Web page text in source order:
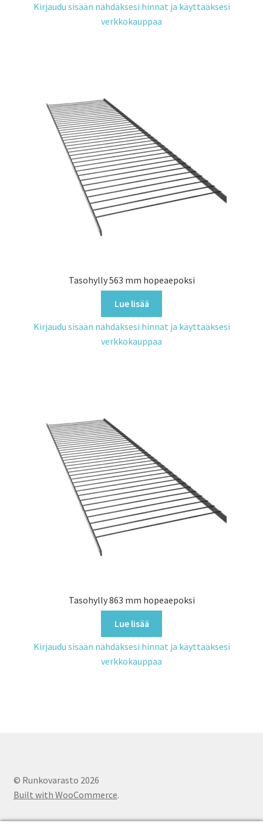
Kirjaudu sisään nähdäksesi hinnat ja käyttääksesi
verkkokauppaa
Tasohylly 563 mm hopeaepoksi
Lue lisää
Kirjaudu sisään nähdäksesi hinnat ja käyttääksesi
verkkokauppaa
Tasohylly 863 mm hopeaepoksi
Lue lisää
Kirjaudu sisään nähdäksesi hinnat ja käyttääksesi
verkkokauppaa
© Runkovarasto 2026
Built with WooCommerce.